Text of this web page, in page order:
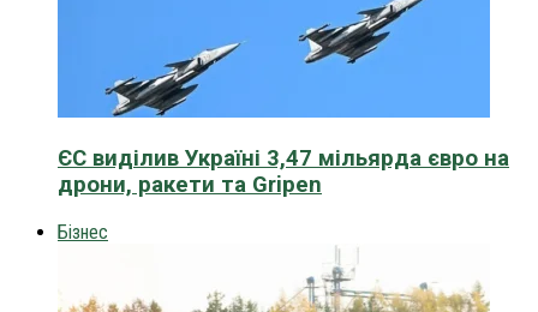
ЄС виділив Україні 3,47 мільярда євро на
дрони, ракети та Gripen
Бізнес